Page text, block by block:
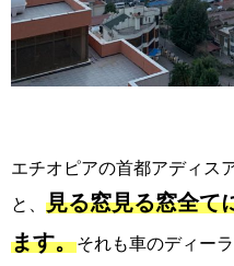
エチオピアの首都アディス
と、 見る窓見る窓全て
ます。それも車のディー